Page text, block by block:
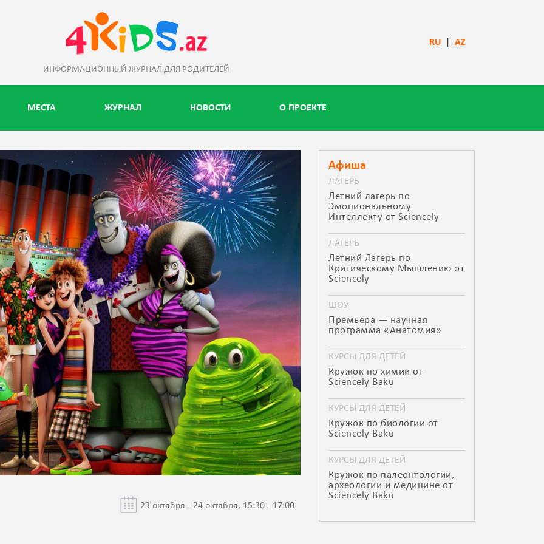
ИНФОРМАЦИОННЫЙ ЖУРНАЛ ДЛЯ РОДИТЕЛЕЙ
RU| AZ
МЕСТА ЖУРНАЛ НОВОСТИ О ПРОЕКТЕ
23 октября - 24 октября, 15:30 - 17:00
Афиша
ЛАГЕРЬ
Летний лагерь по
Эмоциональному
Интеллекту от Sciencely
ЛАГЕРЬ
Летний Лагерь по
Критическому Мышлению от
Sciencely
ШОУ
Премьера — научная
программа «Анатомия»
КУРСЫ ДЛЯ ДЕТЕЙ
Кружок по химии от
Sciencely Baku
КУРСЫ ДЛЯ ДЕТЕЙ
Кружок по биологии от
Sciencely Baku
КУРСЫ ДЛЯ ДЕТЕЙ
Кружок по палеонтологии,
археологии и медицине от
Sciencely Baku